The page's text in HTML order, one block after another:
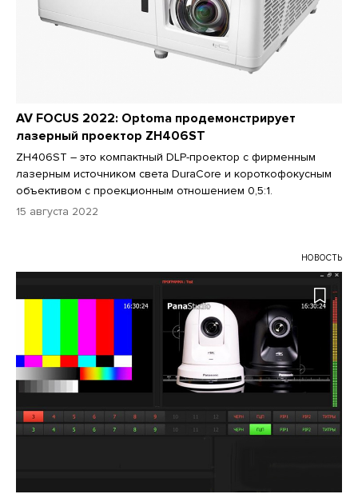
AV FOCUS 2022: Optoma продемонстрирует
лазерный проектор ZH406ST
ZH406ST – это компактный DLP-проектор с фирменным
лазерным источником света DuraCore и короткофокусным
объективом с проекционным отношением 0,5:1.
15 августа 2022
НОВОСТЬ